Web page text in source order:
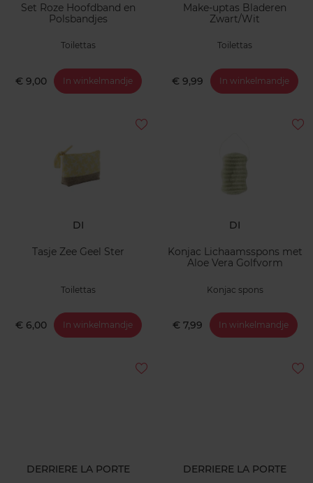
Set Roze Hoofdband en
Polsbandjes
Toilettas
€ 9,00 In winkelmandje
Make-uptas Bladeren
Zwart/Wit
Toilettas
€ 9,99 In winkelmandje
DI
Tasje Zee Geel Ster
Toilettas
€ 6,00 In winkelmandje
DI
Konjac Lichaamsspons met
Aloe Vera Golfvorm
Konjac spons
€ 7,99 In winkelmandje
DERRIERE LA PORTE DERRIERE LA PORTE